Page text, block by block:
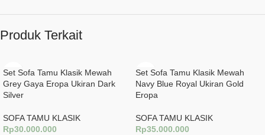
Produk Terkait
Set Sofa Tamu Klasik Mewah
Grey Gaya Eropa Ukiran Dark
Silver
SOFA TAMU KLASIK
Rp30.000.000
Set Sofa Tamu Klasik Mewah
Navy Blue Royal Ukiran Gold
Eropa
SOFA TAMU KLASIK
Rp35.000.000